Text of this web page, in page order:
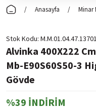
Anasayfa Minar
Stok Kodu M.M.01.04.47.13701
Alvinka 400X222
Mb-E90S60S50-3
Gövde
%39 İNDİRİM